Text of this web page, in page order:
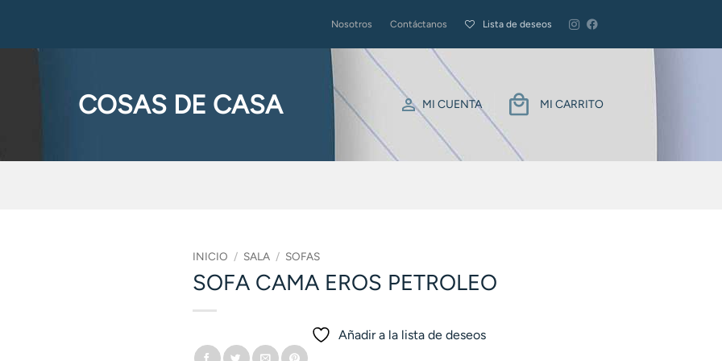
Nosotros Contáctanos Lista de deseos
COSAS DE CASA MI CUENTA MI CARRITO
INICIO / SALA / SOFAS
SOFA CAMA EROS PETROLEO
Añadir a la lista de deseos